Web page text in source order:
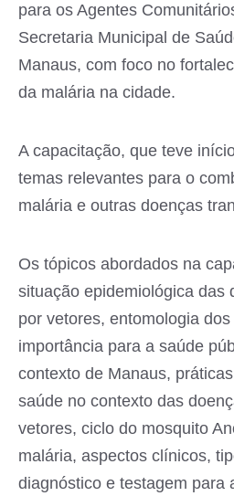
para os Agentes
Secretaria Municipal de
Manaus, com foco no
da malária na cidade.
A capacitação, que teve
temas relevantes para o
malária e outras doenças
Os tópicos abordados na
situação epidemiológica das
por vetores, entomologia
importância para a saúde
contexto de Manaus,
saúde no contexto das
vetores, ciclo do mosquito
malária, aspectos clínicos,
diagnóstico e testagem para